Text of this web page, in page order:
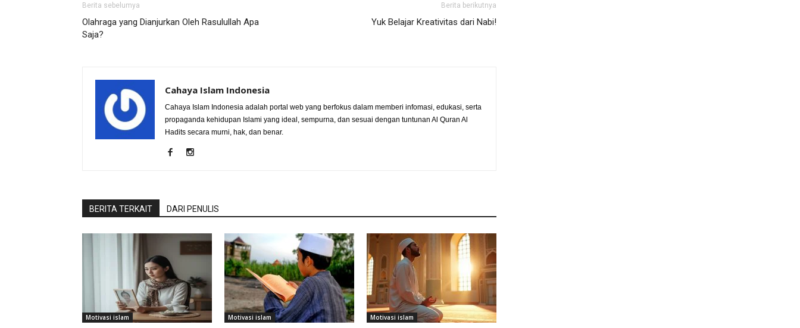
Berita sebelumya
Olahraga yang Dianjurkan Oleh Rasulullah Apa
Saja?
Berita berikutnya
Yuk Belajar Kreativitas dari Nabi!
Cahaya Islam Indonesia
Cahaya Islam Indonesia adalah portal web yang berfokus dalam memberi infomasi, edukasi, serta
propaganda kehidupan Islami yang ideal, sempurna, dan sesuai dengan tuntunan Al Quran Al
Hadits secara murni, hak, dan benar.
BERITA TERKAIT DARI PENULIS
Motivasi islam Motivasi islam Motivasi islam